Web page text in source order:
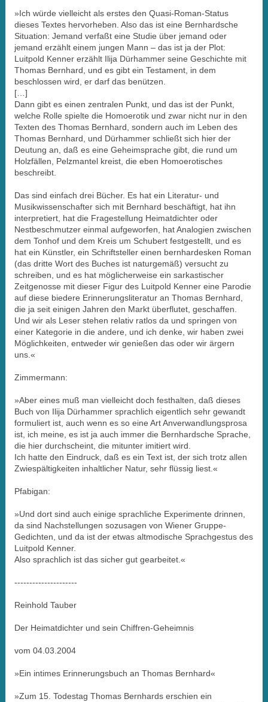
»Ich würde vielleicht als erstes den Quasi-Roman-Status
dieses Textes hervorheben. Also das ist eine Bernhardsche
Situation: Jemand verfaßt eine Studie über jemand oder
jemand erzählt einem jungen Mann – das ist ja der Plot:
Luitpold Kenner erzählt Ilija Dürhammer seine Geschichte mit
Thomas Bernhard, und es gibt ein Testament, in dem
beschlossen wird, er darf das benützen.
[…]
Dann gibt es einen zentralen Punkt, und das ist der Punkt,
welche Rolle spielte die Homoerotik und zwar nicht nur in den
Texten des Thomas Bernhard, sondern auch im Leben des
Thomas Bernhard, und Dürhammer schließt sich hier der
Deutung an, daß es eine Geheimsprache gibt, die rund um
Holzfällen, Pelzmantel kreist, die eben Homoerotisches
beschreibt.
Das sind einfach drei Bücher. Es hat ein Literatur- und
Musikwissenschafter sich mit Bernhard beschäftigt, hat ihn
interpretiert, hat die Fragestellung Heimatdichter oder
Nestbeschmutzer einmal aufgeworfen, hat Analogien zwischen
dem Tonhof und dem Kreis um Schubert festgestellt, und es
hat ein Künstler, ein Schriftsteller einen bernhardesken Roman
(das dritte Wort des Buches ist naturgemäß) versucht zu
schreiben, und es hat möglicherweise ein sarkastischer
Zeitgenosse mit dieser Figur des Luitpold Kenner eine Parodie
auf diese biedere Erinnerungsliteratur an Thomas Bernhard,
die ja seit einigen Jahren den Markt überflutet, geschaffen.
Und wir als Leser stehen relativ ratlos da und springen von
einer Kategorie in die andere, und ich denke, wir haben zwei
Möglichkeiten, entweder wir genießen das oder wir ärgern
uns.«
Zimmermann:
»Aber eines muß man vielleicht doch festhalten, daß dieses
Buch von Ilija Dürhammer sprachlich eigentlich sehr gewandt
formuliert ist, auch wenn es so eine Art Anverwandlungsprosa
ist, ich meine, es ist ja auch immer die Bernhardsche Sprache,
die hier durchscheint, die mitunter imitiert wird.
Ich hatte den Eindruck, daß es ein Text ist, der sich trotz allen
Zwiespältigkeiten inhaltlicher Natur, sehr flüssig liest.«
Pfabigan:
»Und dort sind auch einige sprachliche Experimente drinnen,
da sind Nachstellungen sozusagen von Wiener Gruppe-
Gedichten, und da ist der etwas altmodische Sprachgestus des
Luitpold Kenner.
Also sprachlich ist das sicher gut gearbeitet.«
---------------------
Reinhold Tauber
Der Heimatdichter und sein Chiffren-Geheimnis
vom 04.03.2004
»Ein intimes Erinnerungsbuch an Thomas Bernhard«
»Zum 15. Todestag Thomas Bernhards erschien ein